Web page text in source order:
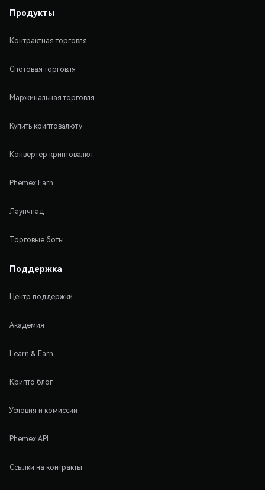
Продукты
Контрактная торговля
Спотовая торговля
Маржинальная торговля
Купить криптовалюту
Конвертер криптовалют
Phemex Earn
Лаунчпад
Торговые боты
Поддержка
Центр поддержки
Академия
Learn & Earn
Крипто блог
Условия и комиссии
Phemex API
Ссылки на контракты